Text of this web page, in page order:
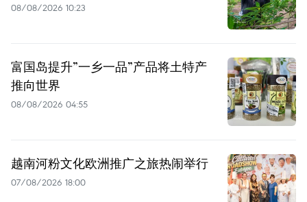
08/08/2026 10:23
富国岛提升”一乡一品”产品将土特产
推向世界
08/08/2026 04:55
越南河粉文化欧洲推广之旅热闹举行
07/08/2026 18:00